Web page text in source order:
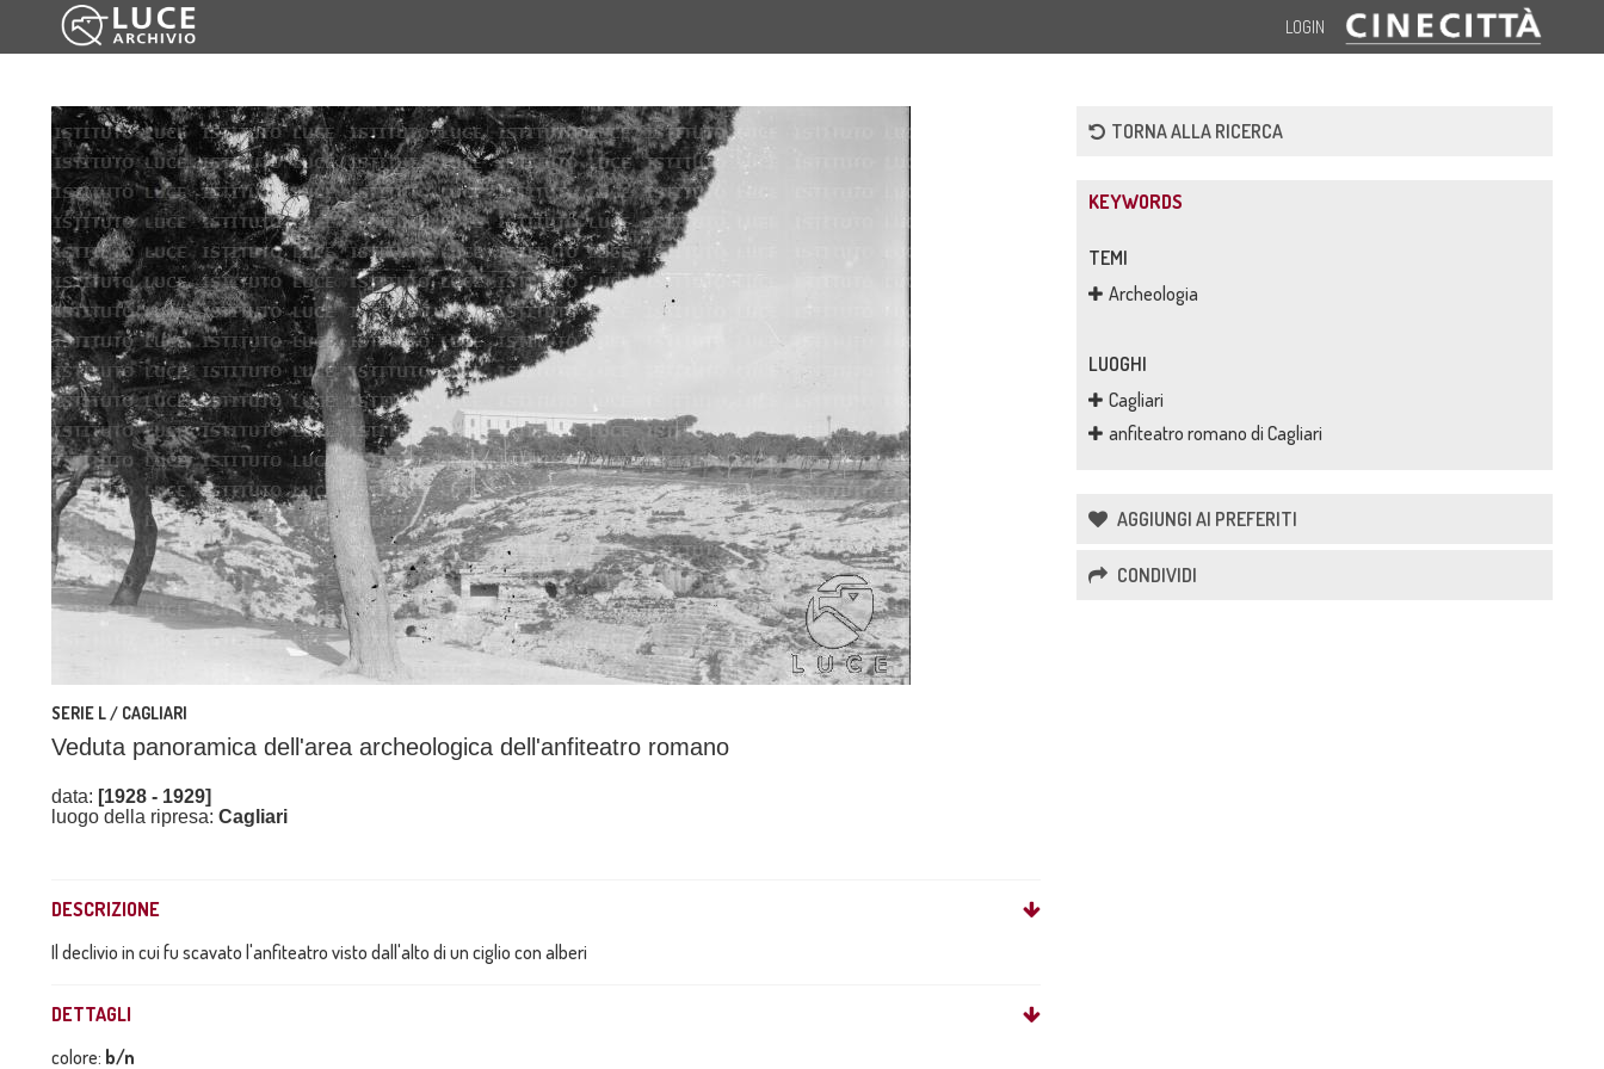
LOGIN
SERIE L / CAGLIARI
Veduta panoramica dell'area archeologica dell'anfiteatro romano
data: [1928 - 1929]
luogo della ripresa: Cagliari
DESCRIZIONE
Il declivio in cui fu scavato l'anfiteatro visto dall'alto di un ciglio con alberi
DETTAGLI
colore: b/n
TORNA ALLA RICERCA
KEYWORDS
TEMI
Archeologia
LUOGHI
Cagliari
anfiteatro romano di Cagliari
AGGIUNGI AI PREFERITI
CONDIVIDI